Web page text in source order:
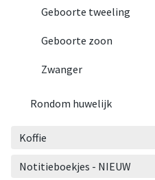
Geboorte tweeling
Geboorte zoon
Zwanger
Rondom huwelijk
Koffie
Notitieboekjes - NIEUW